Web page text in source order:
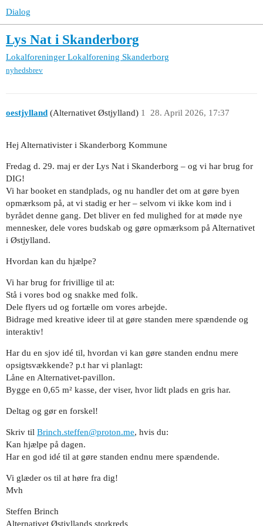
Dialog
Lys Nat i Skanderborg
Lokalforeninger Lokalforening Skanderborg
nyhedsbrev
oestjylland (Alternativet Østjylland) 28. April 2026, 17:37
1
Hej Alternativister i Skanderborg Kommune
Fredag d. 29. maj er der Lys Nat i Skanderborg – og vi har brug for
DIG!
Vi har booket en standplads, og nu handler det om at gøre byen
opmærksom på, at vi stadig er her – selvom vi ikke kom ind i
byrådet denne gang. Det bliver en fed mulighed for at møde nye
mennesker, dele vores budskab og gøre opmærksom på Alternativet
i Østjylland.
Hvordan kan du hjælpe?
Vi har brug for frivillige til at:
Stå i vores bod og snakke med folk.
Dele flyers ud og fortælle om vores arbejde.
Bidrage med kreative ideer til at gøre standen mere spændende og
interaktiv!
Har du en sjov idé til, hvordan vi kan gøre standen endnu mere
opsigtsvækkende? p.t har vi planlagt:
Låne en Alternativet-pavillon.
Bygge en 0,65 m² kasse, der viser, hvor lidt plads en gris har.
Deltag og gør en forskel!
Skriv til Brinch.steffen@proton.me, hvis du:
Kan hjælpe på dagen.
Har en god idé til at gøre standen endnu mere spændende.
Vi glæder os til at høre fra dig!
Mvh
Steffen Brinch
Alternativet Østjyllands storkreds